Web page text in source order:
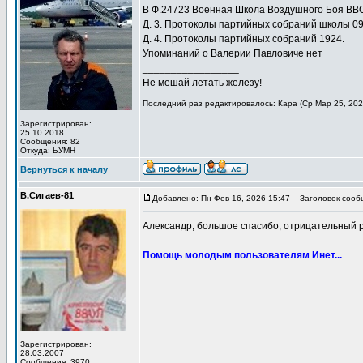
Зарегистрирован:
25.10.2018
Сообщения: 82
Откуда: ЬУМН
В Ф.24723 Военная Школа Воздушного Боя
Д. 3. Протоколы партийных собраний школы
Д. 4. Протоколы партийных собраний 1924.
Упоминаний о Валерии Павловиче нет
Не мешай летать железу!
Последний раз редактировалось: Кара (Ср Мар 25,
Вернуться к началу
В.Сигаев-81
Зарегистрирован:
28.03.2007
Добавлено: Пн Фев 16, 2026 15:47 Заголовок
Александр, большое спасибо, отрицательный
Помощь молодым пользователям Инет...